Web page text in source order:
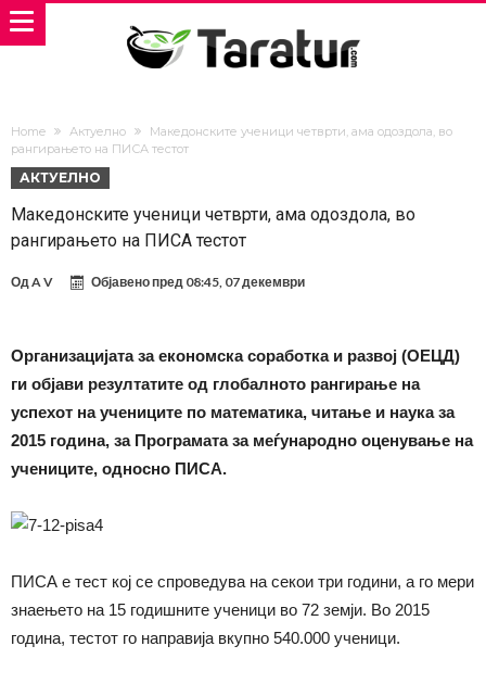
Home Актуелно
Македонските ученици четврти, ама одоздола, во
рангирањето на ПИСА тестот
АКТУЕЛНО
Македонските ученици четврти, ама одоздола, во
рангирањето на ПИСА тестот
ОдA V Објавено пред 08:45, 07 декември
Организацијата за економска соработка и развој (ОЕЦД)
ги објави резултатите од глобалното рангирање на
успехот на учениците по математика, читање и наука за
2015 година, за Програмата за меѓународно оценување на
учениците, односно ПИСА.
ПИСА е тест кој се спроведува на секои три години, а го мери
знаењето на 15 годишните ученици во 72 земји. Во 2015
година, тестот го направија вкупно 540.000 ученици.